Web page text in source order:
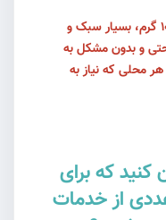
این جای سرنگ پلاستیکی با وزن تنها 100 گرم، بسیار سبک و
و بدون مشکل به
محلی که نیاز به
کنید که برای
سرنگ پلاستیکی 20عددی از خدمات